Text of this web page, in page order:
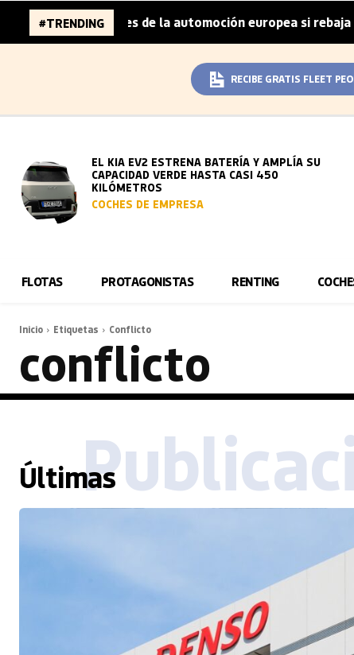
#TRENDING
millones de la automoción europea si rebaja sus
RECIBE GRATIS FLEET
EL KIA EV2 ESTRENA BATERÍA Y AMPLÍA SU
CAPACIDAD VERDE HASTA CASI 450
KILÓMETROS
COCHES DE EMPRESA
FLOTAS PROTAGONISTAS RENTING
Inicio Etiquetas Conflicto
conflicto
Últimas